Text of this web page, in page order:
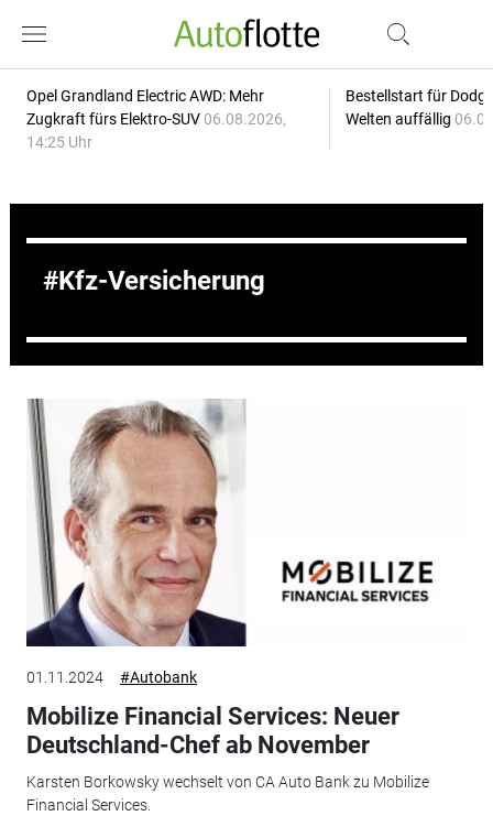
Opel Grandland Electric AWD: Mehr
Zugkraft fürs Elektro-SUV 06.08.2026,
14:25 Uhr
Bestellstart für
Welten auffällig
Kfz-Versicherung
01.11.2024 #Autobank
Mobilize Financial Services: Neuer
Deutschland-Chef ab November
Karsten Borkowsky wechselt von CA Auto Bank zu Mobilize
Financial Services.